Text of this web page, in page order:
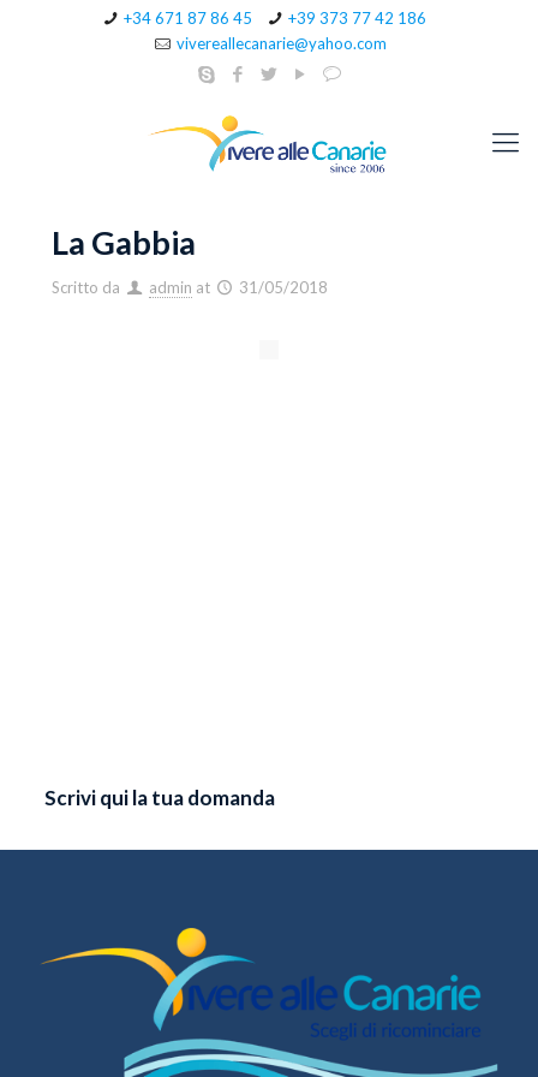
+34 671 87 86 45
+39 373 77 42 186
vivereallecanarie@yahoo.com
La Gabbia
Scritto da admin at 31/05/2018
Scrivi qui la tua domanda